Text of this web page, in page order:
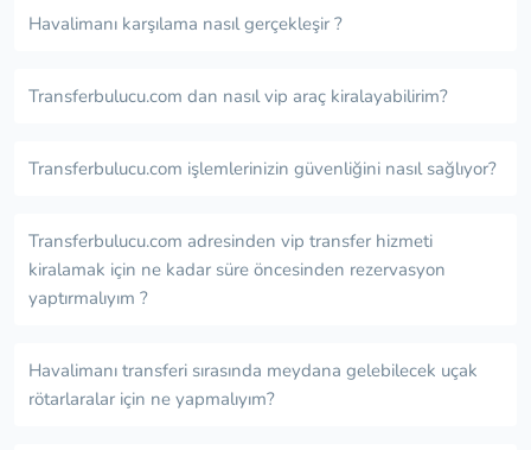
Havalimanı karşılama nasıl gerçekleşir ?
Transferbulucu.com dan nasıl vip araç kiralayabilirim?
Transferbulucu.com işlemlerinizin güvenliğini nasıl sağlıyor?
Transferbulucu.com adresinden vip transfer hizmeti
kiralamak için ne kadar süre öncesinden rezervasyon
yaptırmalıyım ?
Havalimanı transferi sırasında meydana gelebilecek uçak
rötarlaralar için ne yapmalıyım?